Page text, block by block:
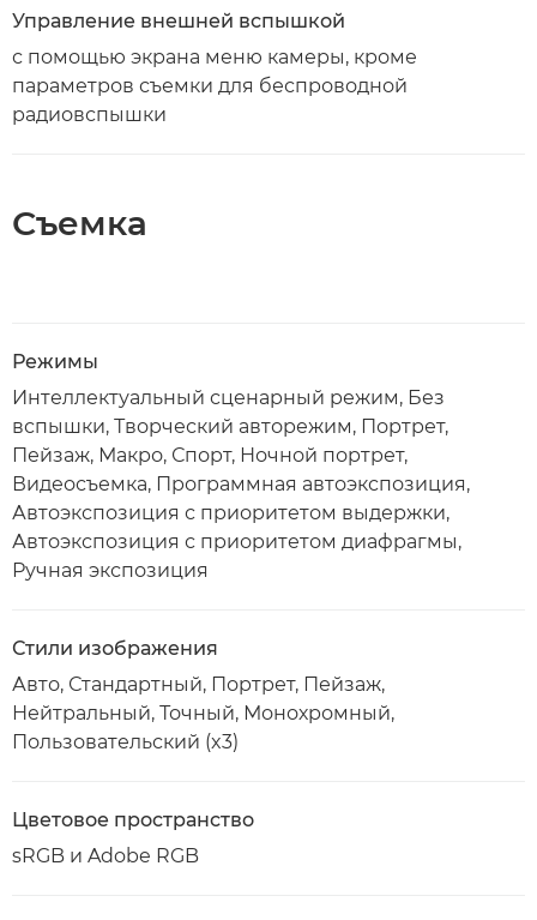
Управление внешней вспышкой
с помощью экрана меню камеры, кроме
параметров съемки для беспроводной
радиовспышки
Съемка
Режимы
Интеллектуальный сценарный режим, Без
вспышки, Творческий авторежим, Портрет,
Пейзаж, Макро, Спорт, Ночной портрет,
Видеосъемка, Программная автоэкспозиция,
Автоэкспозиция с приоритетом выдержки,
Автоэкспозиция с приоритетом диафрагмы,
Ручная экспозиция
Стили изображения
Авто, Стандартный, Портрет, Пейзаж,
Нейтральный, Точный, Монохромный,
Пользовательский (x3)
Цветовое пространство
sRGB и Adobe RGB